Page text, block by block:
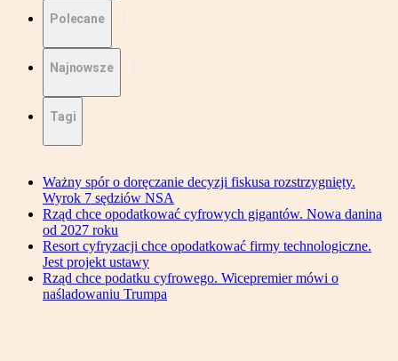
Polecane
Najnowsze
Tagi
Ważny spór o doręczanie decyzji fiskusa rozstrzygnięty.
Wyrok 7 sędziów NSA
Rząd chce opodatkować cyfrowych gigantów. Nowa danina
od 2027 roku
Resort cyfryzacji chce opodatkować firmy technologiczne.
Jest projekt ustawy
Rząd chce podatku cyfrowego. Wicepremier mówi o
naśladowaniu Trumpa